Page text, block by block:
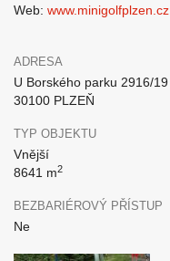
Web: www.minigolfplzen.cz
ADRESA
U Borského parku 2916/19
30100 PLZEŇ
TYP OBJEKTU
Vnější
8641 m2
BEZBARIÉROVÝ PŘÍSTUP
Ne